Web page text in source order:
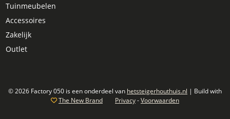
Tuinmeubelen
Accessoires
Zakelijk
Outlet
© 2026 Factory 050 is een onderdeel van hetsteigerhouthuis.nl | Build with
The New Brand
Privacy-Voorwaarden